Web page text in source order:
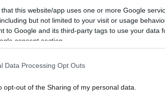
that this website/app uses one or more Google
but not limited to your visit or usage
to Google and its third-party tags to use your data
consent section.
Data Processing Opt Outs
opt-out of the Sharing of my personal data.
οδηγούς, για την καλύτερη
προβλημάτων να
ανωτέρω οδούς κατά το αναφερόμενο
και τις υποδείξεις των ρυθμιστών